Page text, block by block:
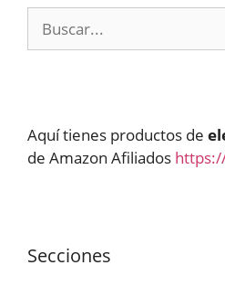
Aquí tienes productos de
de Amazon Afiliados
Secciones